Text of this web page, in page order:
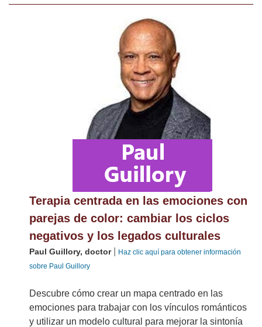
Terapia centrada en las emociones con
parejas de color: cambiar los ciclos
negativos y los legados culturales
Paul Guillory, doctor|
Haz clic aquí para obtener información
sobre Paul Guillory
Descubre cómo crear un mapa centrado en las
emociones para trabajar con los vínculos románticos
y utilizar un modelo cultural para mejorar la sintonía